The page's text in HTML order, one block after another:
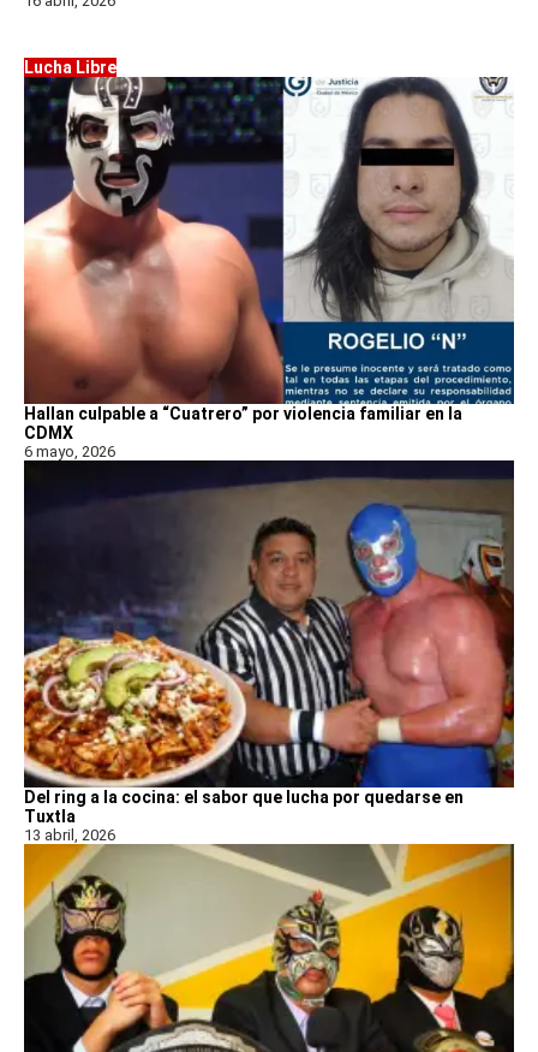
Lucha Libre
Hallan culpable a “Cuatrero” por violencia familiar en la
CDMX
6 mayo, 2026
Del ring a la cocina: el sabor que lucha por quedarse en
Tuxtla
13 abril, 2026